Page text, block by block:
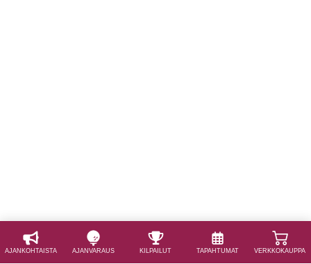
AJAN­KOHTAISTA AJAN­VARAUS KILPAILUT TAPAHTUMAT VERKKOKAUPPA